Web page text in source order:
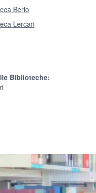
Berio
Lercari
Biblioteche: